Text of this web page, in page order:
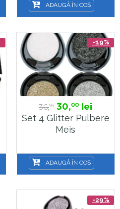
ADAUGĂ ÎN COȘ
-19%
36,99 30,00lei
Set 4 Glitter Pulbere
Meis
ADAUGĂ ÎN COȘ
-29%